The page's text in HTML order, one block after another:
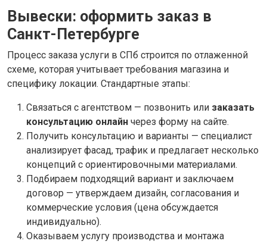
Вывески: оформить заказ в
Санкт-Петербурге
Процесс заказа услуги в СПб строится по отлаженной
схеме, которая учитывает требования магазина и
специфику локации. Стандартные этапы:
Связаться с агентством — позвонить или заказать
консультацию онлайн через форму на сайте.
Получить консультацию и варианты — специалист
анализирует фасад, трафик и предлагает несколько
концепций с ориентировочными материалами.
Подбираем подходящий вариант и заключаем
договор — утверждаем дизайн, согласования и
коммерческие условия (цена обсуждается
индивидуально).
Оказываем услугу производства и монтажа